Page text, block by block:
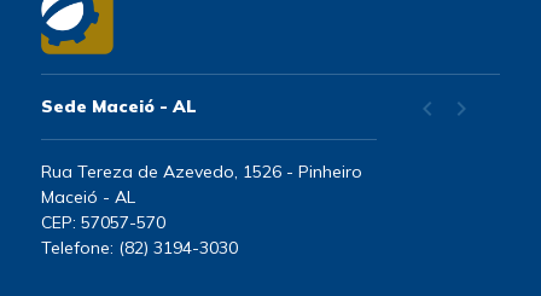
Sede Maceió - AL chevron_left chevron_right
Rua Tereza de Azevedo, 1526 - Pinheiro
Maceió - AL
CEP: 57057-570
Telefone: (82) 3194-3030